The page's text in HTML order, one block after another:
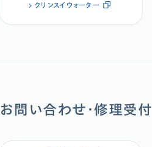
クリンスイウォーター
お問い合わせ・修理受付